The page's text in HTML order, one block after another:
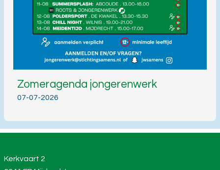
Zomeragenda jongerenwerk
07-07-2026
Kerkvaart 2